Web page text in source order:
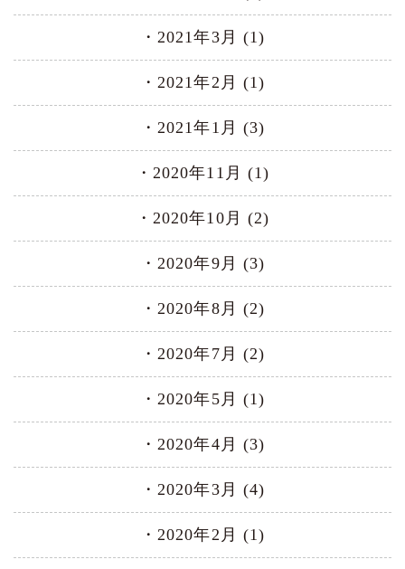
2021年3月 (1)
2021年2月 (1)
2021年1月 (3)
2020年11月 (1)
2020年10月 (2)
2020年9月 (3)
2020年8月 (2)
2020年7月 (2)
2020年5月 (1)
2020年4月 (3)
2020年3月 (4)
2020年2月 (1)